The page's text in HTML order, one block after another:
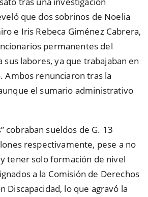
que dos sobrinos de Noelia
e Iris Rebeca Giménez Cabrera,
permanentes del
sus labores, ya que trabajaban en
Ambos renunciaron tras la
el sumario administrativo
cobraban sueldos de G. 13
respectivamente, pese a no
tener solo formación de nivel
a la Comisión de Derechos
Discapacidad, lo que agravó la